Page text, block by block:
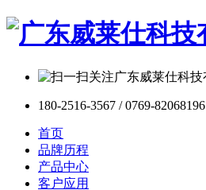
180-2516-3567 / 0769-82068196
首页
品牌历程
产品中心
客户应用